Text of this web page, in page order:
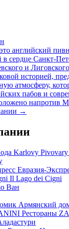
английский
сердце Санкт-
и
историей,
атмосферу,
пабов и
напротив
→
Евразия-
Il Lago dei Cigni
Ван
Армянский
Рестораны